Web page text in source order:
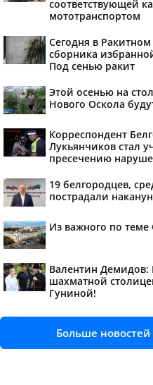
соответствующей
мототранспортом
Сегодня в Ракитном
сборника
Под сенью ракит
Этой осенью на
Нового Оскола
Корреспондент
Лукьянчиков стал
пресечению
19 белгородцев,
пострадали
Из важного по теме
Валентин Демидов:
шахматной
Гуниной!
Больше